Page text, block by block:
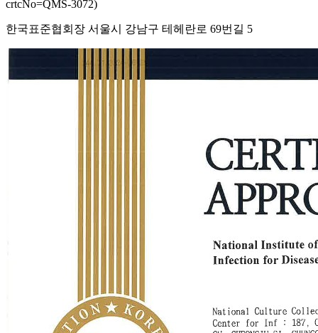
crtcNo=QMS-3072)
한국표준협회장 서울시 강남구 테헤란로 69번길 5